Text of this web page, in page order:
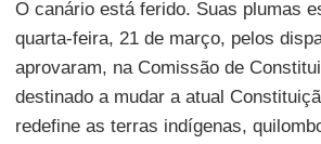
O canário está ferido. Suas plumas
quarta-feira, 21 de março, pelos
aprovaram, na Comissão de
destinado a mudar a atual
redefine as terras indígenas,